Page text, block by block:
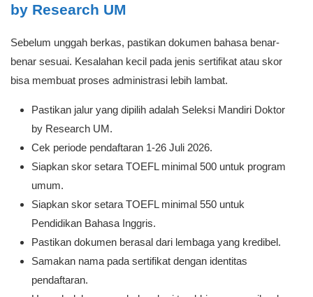
by Research UM
Sebelum unggah berkas, pastikan dokumen bahasa benar-
benar sesuai. Kesalahan kecil pada jenis sertifikat atau skor
bisa membuat proses administrasi lebih lambat.
Pastikan jalur yang dipilih adalah Seleksi Mandiri Doktor
by Research UM.
Cek periode pendaftaran 1-26 Juli 2026.
Siapkan skor setara TOEFL minimal 500 untuk program
umum.
Siapkan skor setara TOEFL minimal 550 untuk
Pendidikan Bahasa Inggris.
Pastikan dokumen berasal dari lembaga yang kredibel.
Samakan nama pada sertifikat dengan identitas
pendaftaran.